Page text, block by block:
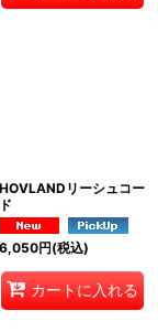
HOVLANDリーシュコー
ド
6,050円(税込)
カートに入れる